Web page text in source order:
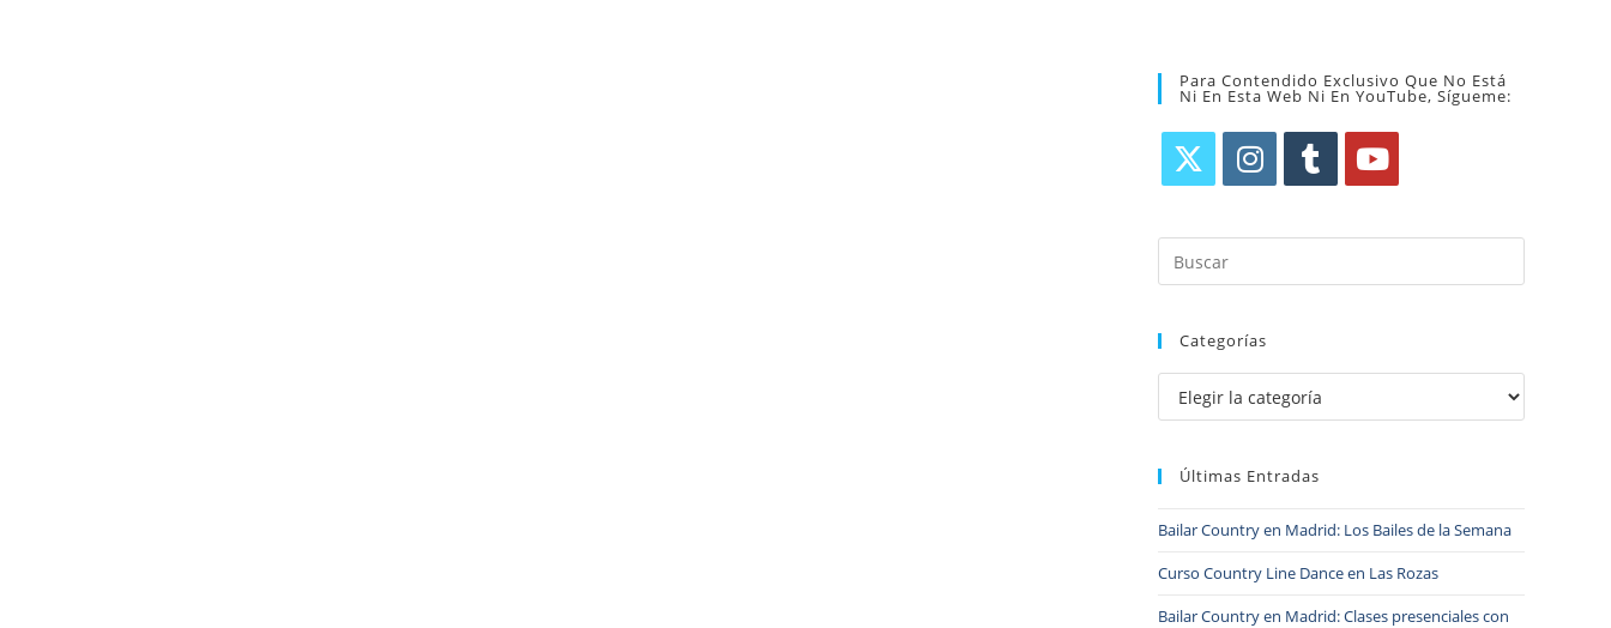
Para Contendido Exclusivo Que No Está
Ni En Esta Web Ni En YouTube, Sígueme:
Categorías
Últimas Entradas
Bailar Country en Madrid: Los Bailes de la Semana
Curso Country Line Dance en Las Rozas
Bailar Country en Madrid: Clases presenciales con